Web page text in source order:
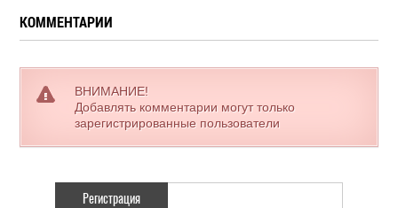
КОММЕНТАРИИ
ВНИМАНИЕ!
Добавлять комментарии могут только
зарегистрированные пользователи
Регистрация